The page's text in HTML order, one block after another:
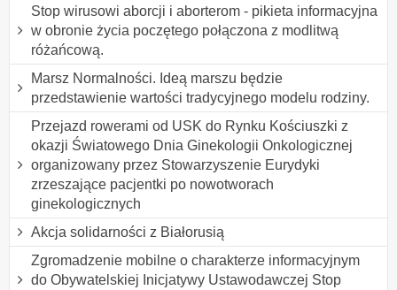
Stop wirusowi aborcji i aborterom - pikieta informacyjna
w obronie życia poczętego połączona z modlitwą
różańcową.
Marsz Normalności. Ideą marszu będzie
przedstawienie wartości tradycyjnego modelu rodziny.
Przejazd rowerami od USK do Rynku Kościuszki z
okazji Światowego Dnia Ginekologii Onkologicznej
organizowany przez Stowarzyszenie Eurydyki
zrzeszające pacjentki po nowotworach
ginekologicznych
Akcja solidarności z Białorusią
Zgromadzenie mobilne o charakterze informacyjnym
do Obywatelskiej Inicjatywy Ustawodawczej Stop